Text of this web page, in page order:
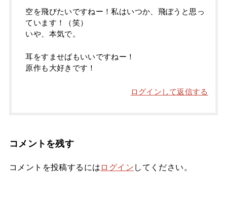
空を飛びたいですねー！私はいつか、飛ぼうと思っ
ています！（笑）
いや、本気で。
耳をすませばもいいですねー！
原作も大好きです！
ログインして返信する
コメントを残す
コメントを投稿するには ログイン してください。